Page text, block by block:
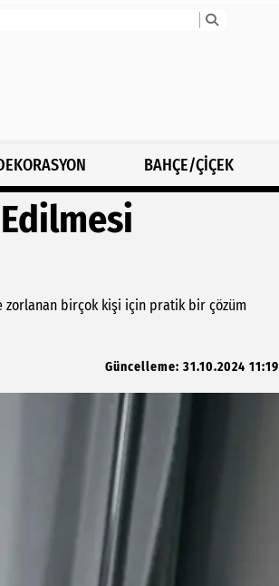
BAHÇE/ÇİÇEK
zorlanan birçok kişi için pratik bir çözüm
Güncelleme: 31.10.2024 11:19